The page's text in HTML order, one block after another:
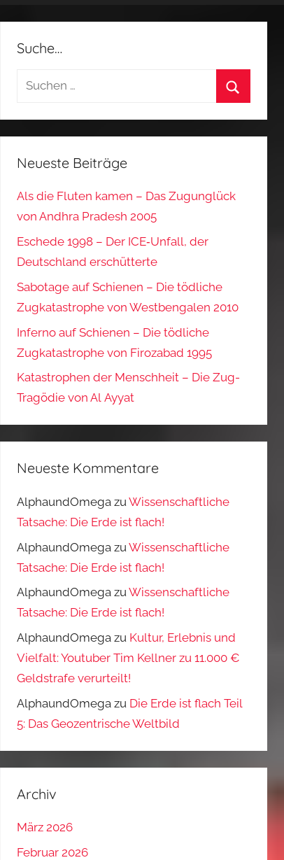
Suche…
Suchen
Neueste Beiträge
Als die Fluten kamen – Das Zugunglück
von Andhra Pradesh 2005
Eschede 1998 – Der ICE‑Unfall, der
Deutschland erschütterte
Sabotage auf Schienen – Die tödliche
Zugkatastrophe von Westbengalen 2010
Inferno auf Schienen – Die tödliche
Zugkatastrophe von Firozabad 1995
Katastrophen der Menschheit – Die Zug-
Tragödie von Al Ayyat
Neueste Kommentare
AlphaundOmega zuWissenschaftliche
Tatsache: Die Erde ist flach!
AlphaundOmega zuWissenschaftliche
Tatsache: Die Erde ist flach!
AlphaundOmega zuWissenschaftliche
Tatsache: Die Erde ist flach!
AlphaundOmega zu Kultur, Erlebnis und
Vielfalt: Youtuber Tim Kellner zu 11.000 €
Geldstrafe verurteilt!
AlphaundOmega zu Die Erde ist flach Teil
5: Das Geozentrische Weltbild
Archiv
März 2026
Februar 2026